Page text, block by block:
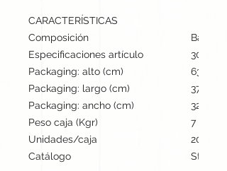
CARACTERÍSTICAS
Composición
Bambú
Especificaciones artículo
30 cm
Packaging: alto (cm)
63
Packaging: largo (cm)
37
Packaging: ancho (cm)
32
Peso caja (Kgr)
7
Unidades/caja
200
Catálogo
Stock